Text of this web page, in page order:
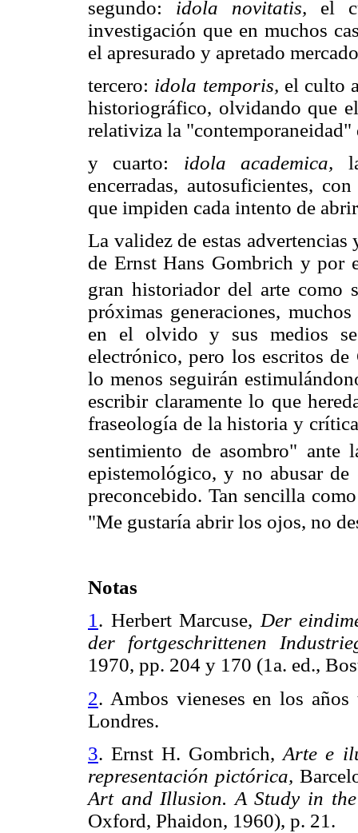
segundo: idola novitatis, el
investigación que en muchos
el apresurado y apretado
tercero: idola temporis, el culto
historiográfico, olvidando que
relativiza la "contemporaneidad"
y cuarto: idola academica,
encerradas, autosuficientes,
que impiden cada intento de
La validez de estas
de Ernst Hans Gombrich y por
gran historiador del arte como
próximas generaciones,
en el olvido y sus medios
electrónico, pero los escritos
lo menos seguirán
escribir claramente lo que
fraseología de la historia y
sentimiento de asombro" ante
epistemológico, y no abusar
preconcebido. Tan sencilla
"Me gustaría abrir los ojos, no
Notas
1 . Herbert Marcuse, Der
der fortgeschrittenen
1970, pp. 204 y 170 (1a. ed.,
2. Ambos vieneses en los
Londres.
3. Ernst H. Gombrich,Arte e
representación pictórica,
Art and Illusion. A Study in
Oxford, Phaidon, 1960), p.